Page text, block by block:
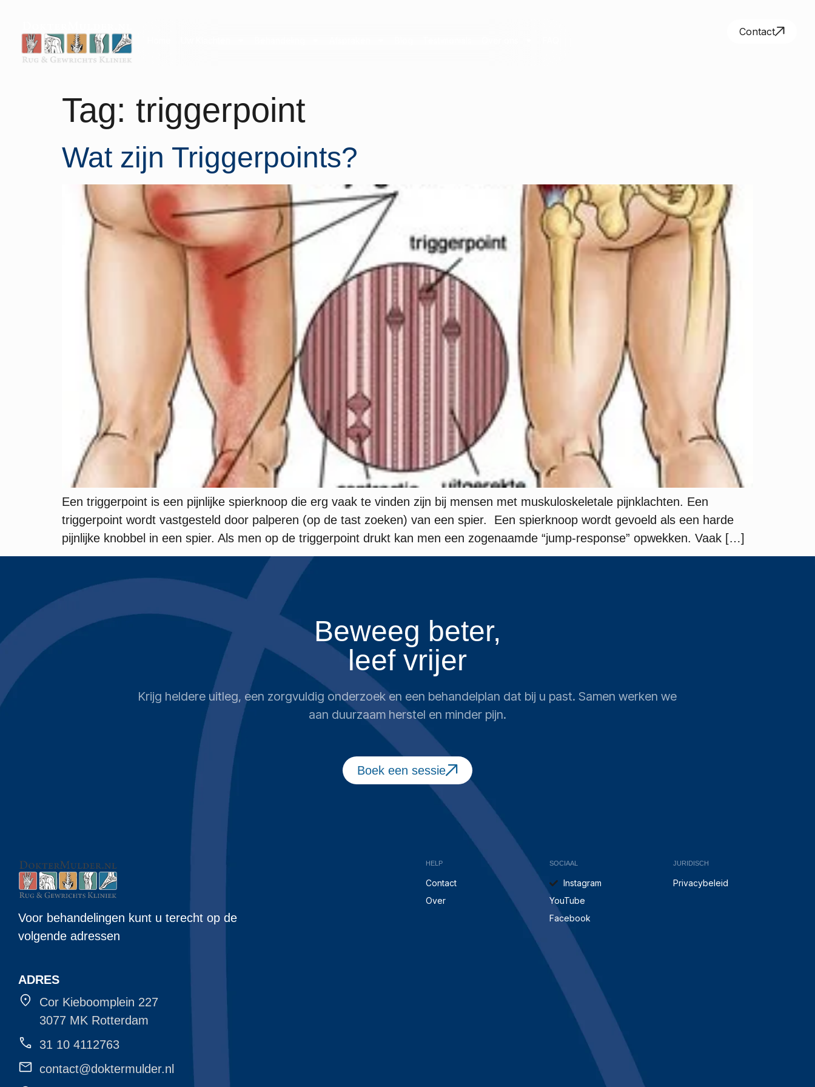
Contact
Tag: triggerpoint
Wat zijn Triggerpoints?
Een triggerpoint is een pijnlijke spierknoop die erg vaak te vinden zijn bij mensen met muskuloskeletale pijnklachten. Een
triggerpoint wordt vastgesteld door palperen (op de tast zoeken) van een spier. Een spierknoop wordt gevoeld als een harde
pijnlijke knobbel in een spier. Als men op de triggerpoint drukt kan men een zogenaamde “jump-response” opwekken. Vaak […]
Beweeg beter,
leef vrijer
Krijg heldere uitleg, een zorgvuldig onderzoek en een behandelplan dat bij u past. Samen werken we
aan duurzaam herstel en minder pijn.
Boek een sessie
Voor behandelingen kunt u terecht op de
volgende adressen
ADRES
Cor Kieboomplein 227
3077 MK Rotterdam
31 10 4112763
contact@doktermulder.nl
HELP
Contact
Over
SOCIAAL
Instagram
YouTube
Facebook
JURIDISCH
Privacybeleid